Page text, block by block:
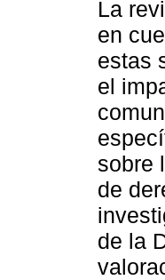
La
en
estas
el
sobre
de
de la